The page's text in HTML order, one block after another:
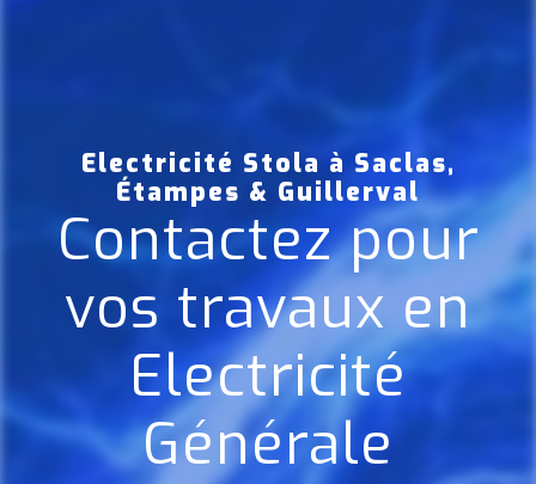
Electricité Stola à Saclas,
Étampes & Guillerval
Contactez pour
vos travaux en
Electricité
Générale